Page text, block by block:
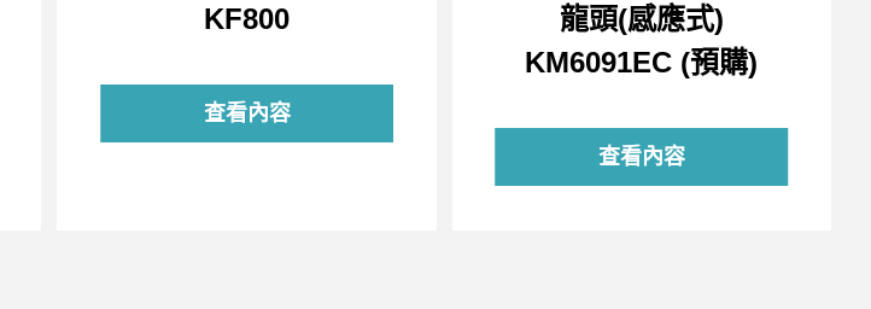
KF800
查看內容
龍頭(感應式)
KM6091EC (預購)
查看內容